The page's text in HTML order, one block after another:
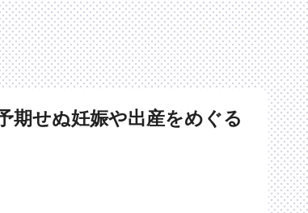
せぬ妊娠や出産をめぐる